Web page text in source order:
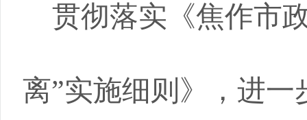
贯彻落实《焦作市
离”实施细则》，进